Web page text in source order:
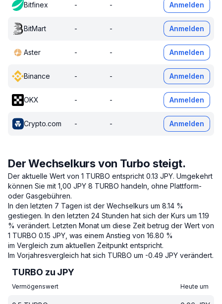
Bitfinex - - Anmelden
BitMart - - Anmelden
Aster - - Anmelden
Binance - - Anmelden
OKX - - Anmelden
Crypto.com - - Anmelden
Der Wechselkurs von Turbo steigt.
Der aktuelle Wert von 1 TURBO entspricht 0.13 JPY. Umgekehrt
können Sie mit 1,00 JPY 8 TURBO handeln, ohne Plattform-
oder Gasgebühren.
In den letzten 7 Tagen ist der Wechselkurs um 8.14 %
gestiegen. In den letzten 24 Stunden hat sich der Kurs um 1.19
% verändert. Letzten Monat um diese Zeit betrug der Wert von
1 TURBO 0.15 JPY, was einem Anstieg von 16.80 %
im Vergleich zum aktuellen Zeitpunkt entspricht.
Im Vorjahresvergleich hat sich TURBO um -0.49 JPY verändert.
TURBO zu JPY
Vermögenswert Heute um